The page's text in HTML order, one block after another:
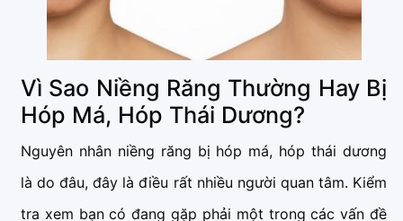
Vì Sao Niềng Răng Thường Hay Bị
Hóp Má, Hóp Thái Dương?
Nguyên nhân niềng răng bị hóp má, hóp thái dương
là do đâu, đây là điều rất nhiều người quan tâm. Kiểm
tra xem bạn có đang gặp phải một trong các vấn đề